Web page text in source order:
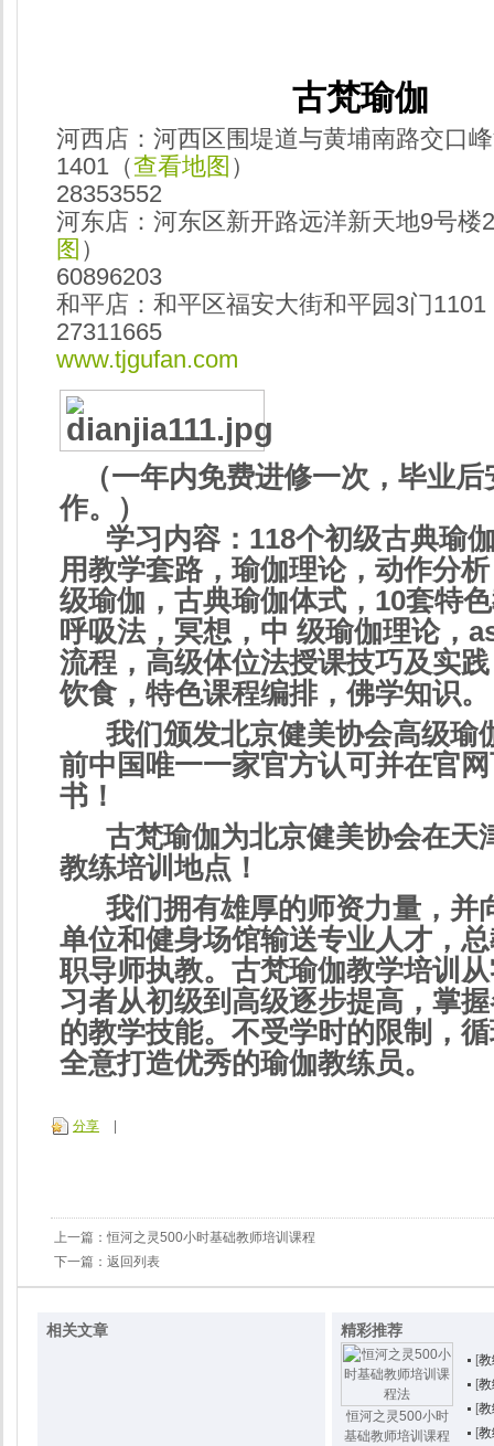
古梵瑜伽
河西店：河西区围堤道与黄埔南路交口
1401（查看地图 ）
28353552
河东店：河东区新开路远洋新天地9号楼
图 ）
60896203
和平店：和平区福安大街和平园3门1101
27311665
www.tjgufan.com
（一年内免费进修一次，毕业后
作。）
学习内容：118个初级古典瑜
用教学套路，瑜伽理论，动作分
级瑜伽，古典瑜伽体式，10套特
呼吸法，冥想，中 级瑜伽理论，
流程，高级体位法授课技巧及实
饮食，特色课程编排，佛学知识。
我们颁发北京健美协会高级瑜
前中国唯一一家官方认可并在官
书！
古梵瑜伽为北京健美协会在天
教练培训地点！
我们拥有雄厚的师资力量，并
单位和健身场馆输送专业人才，
职导师执教。古梵瑜伽教学培训
习者从初级到高级逐步提高，掌
的教学技能。不受学时的限制，
全意打造优秀的瑜伽教练员。
分享
上一篇：恒河之灵500小时基础教师培训课程
下一篇： 返回列表
相关文章 精彩推荐
恒河之灵500小时
基础教师培训课程
[
[
[
[